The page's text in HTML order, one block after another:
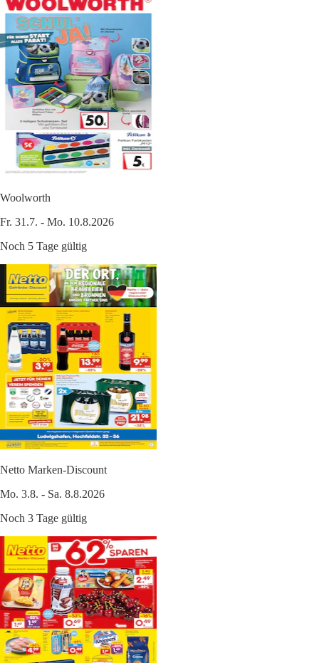
Woolworth
Fr. 31.7. - Mo. 10.8.2026
Noch 5 Tage gültig
Netto Marken-Discount
Mo. 3.8. - Sa. 8.8.2026
Noch 3 Tage gültig